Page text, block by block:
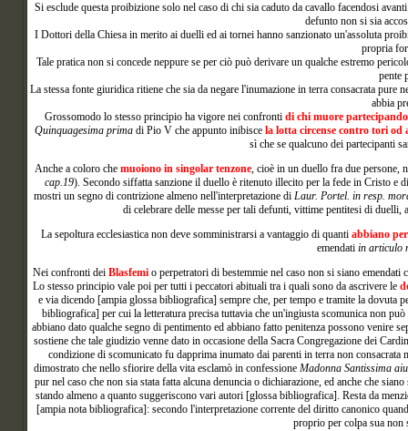
Si esclude questa proibizione solo nel caso di chi sia caduto da cavallo facendosi
defunto non si sia
I Dottori della Chiesa in merito ai duelli ed ai tornei hanno sanzionato un'assoluta
propria
Tale pratica non si concede neppure se per ciò può derivare un qualche estremo
pente
La stessa fonte giuridica ritiene che sia da negare l'inumazione in terra consacrata pure
abbia
Grossomodo lo stesso principio ha vigore nei confronti di chi muore
Quinquagesima prima di Pio V che appunto inibisce la lotta circense contro tori od
sì che se qualcuno dei partecipanti
Anche a coloro che muoiono in singolar tenzone, cioè in un duello fra due persone,
cap.19). Secondo siffatta sanzione il duello è ritenuto illecito per la fede in Cristo e
mostri un segno di contrizione almeno nell'interpretazione di Laur. Portel. in resp.
di celebrare delle messe per tali defunti, vittime pentitesi di
La sepolturaecclesiastica non deve somministrarsi a vantaggio di quanti abbiano
emendati in articulo
Neiconfronti dei Blasfemio perpetratori di bestemmie nel caso non si siano emendati
Lo stesso principio vale poi per tutti i peccatori abituali tra i quali sono da ascrivere le
e via dicendo [ampia glossa bibliografica] sempre che, per tempo e tramite la
bibliografica] per cui la letteratura precisa tuttavia che un'ingiusta scomunica non
abbiano dato qualche segno di pentimento ed abbiano fatto penitenza possono venire
sostiene che tale giudizio venne dato in occasione della Sacra Congregazione dei
condizione di scomunicato fu dapprima inumato dai parenti in terra non consacrata
dimostrato che nello sfiorire della vita esclamò in confessione Madonna Santissima
pur nel caso che non sia stata fatta alcuna denuncia o dichiarazione, ed anche che
stando almeno a quanto suggeriscono vari autori [glossa bibliografica]. Resta da
[ampia nota bibliografica]: secondo l'interpretazione corrente del diritto canonico
proprio per colpa sua non